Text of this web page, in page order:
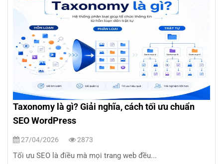
Taxonomy là gì? Giải nghĩa, cách tối ưu chuẩn
SEO WordPress
27/04/2026 2873
Tối ưu SEO là điều mà mọi trang web đều...